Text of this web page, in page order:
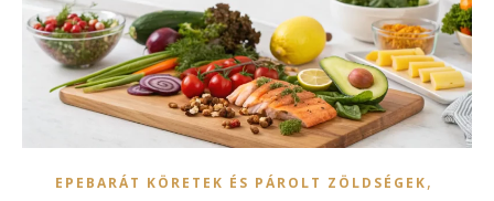
EPEBARÁT KÖRETEK ÉS PÁROLT ZÖLDSÉGEK,